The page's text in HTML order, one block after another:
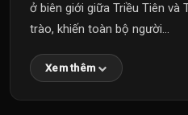
ở biên giới giữa Triều Tiên và
trào, khiến toàn bộ người...
Xem thêm